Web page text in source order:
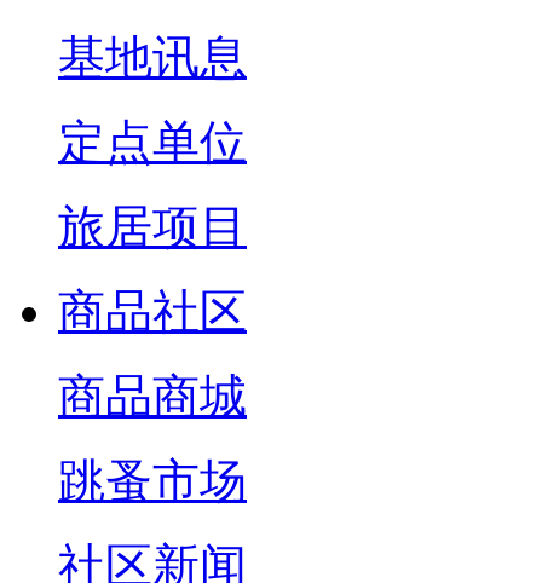
基地讯息
定点单位
旅居项目
商品社区
商品商城
跳蚤市场
社区新闻